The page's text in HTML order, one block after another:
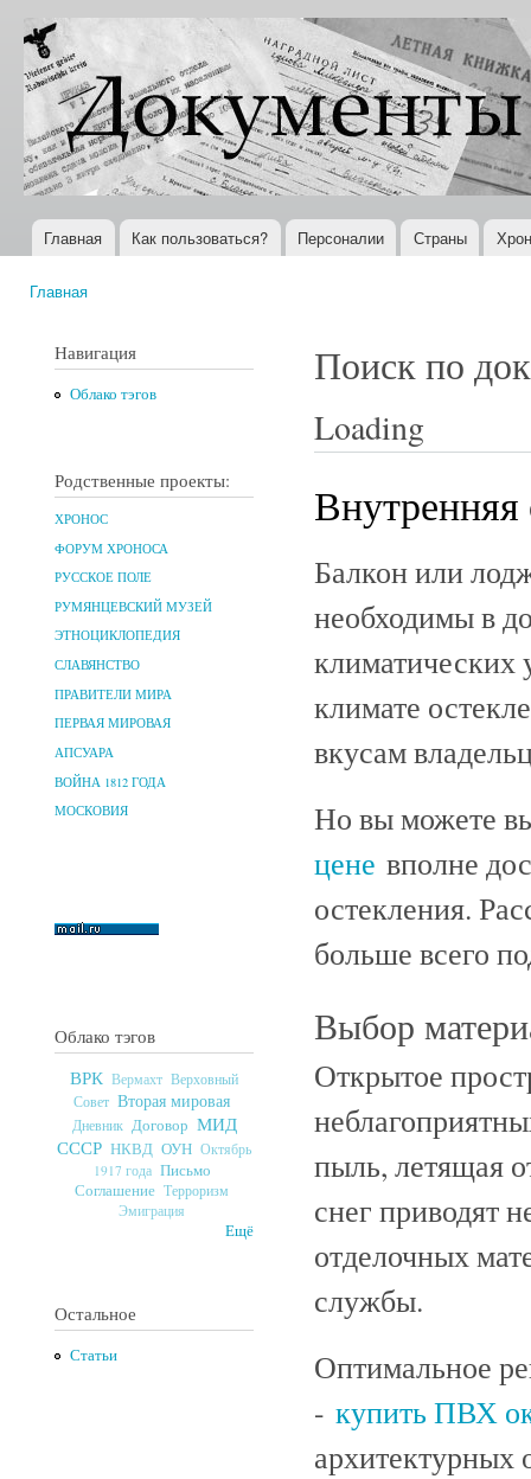
Документы
XX века
Всемирная
история в
Интернете
Главное меню
Главная Как пользоваться? Персоналии Страны
Главная
Навигация
Облако тэгов
Родственные проекты:
ХРОНОС
ФОРУМ ХРОНОСА
РУССКОЕ ПОЛЕ
РУМЯНЦЕВСКИЙ МУЗЕЙ
ЭТНОЦИКЛОПЕДИЯ
СЛАВЯНСТВО
ПРАВИТЕЛИ МИРА
ПЕРВАЯ МИРОВАЯ
АПСУАРА
ВОЙНА 1812 ГОДА
МОСКОВИЯ
Облако тэгов
ВРК Вермахт Верховный
Совет Вторая мировая
Дневник Договор МИД
СССР НКВД ОУН Октябрь
1917 года Письмо
Соглашение Терроризм
Эмиграция
Ещё
Остальное
Статьи
Поиск по
Loading
Внутренняя
Балкон или
необходимы в
климатических
климате
вкусам
Но вы можете
цене вполне
остекления.
больше всего
Выбор
Открытое
пыль, летящая
снег приводят
отделочных
службы.
Оптимальное
- купить ПВХ
архитектурных